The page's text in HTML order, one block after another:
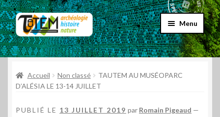
Aller
à
la
navigation
Aller
au
contenu
Menu
Accueil
Choix par genre
enfant
le
Accueil Non classé
TAUTEM AU MUSÉOPARC
D’ALÉSIA LE 13-14 JUILLET
PUBLIÉ LE 13 JUILLET 2019 par Romain Pigeaud —